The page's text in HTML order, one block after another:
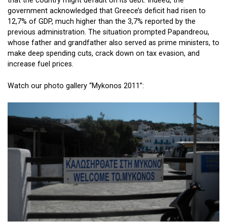
government acknowledged that Greece’s deficit had risen to
12,7% of GDP, much higher than the 3,7% reported by the
previous administration. The situation prompted Papandreou,
whose father and grandfather also served as prime ministers, to
make deep spending cuts, crack down on tax evasion, and
increase fuel prices.
Watch our photo gallery “Mykonos 2011”: